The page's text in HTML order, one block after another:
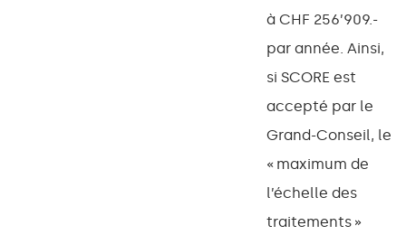
à CHF 256’909.-
par année. Ainsi,
si SCORE est
accepté par le
Grand-Conseil, le
« maximum de
l’échelle des
traitements »